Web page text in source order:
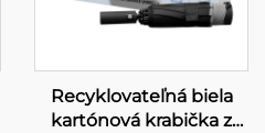
Recyklovateľná biela
kartónová krabička z